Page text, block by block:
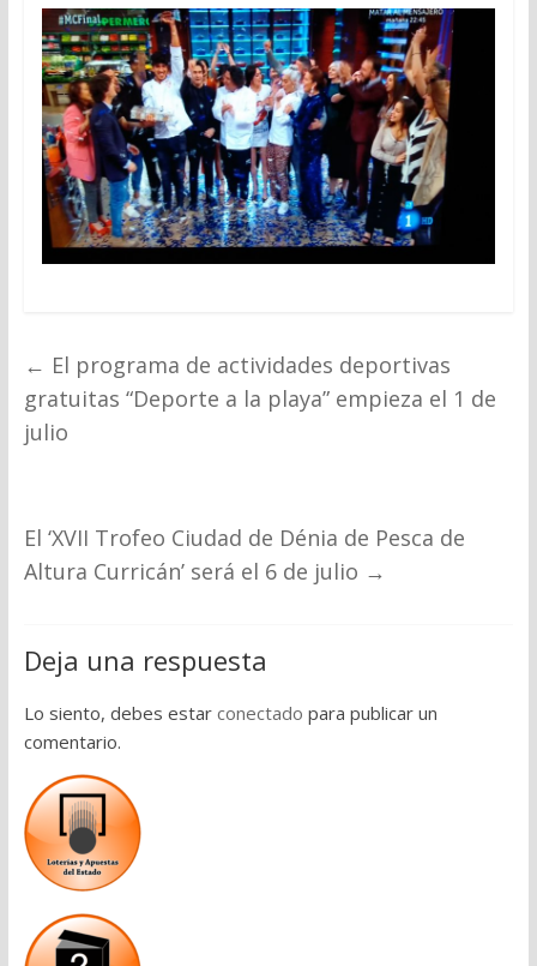
← El programa de actividades deportivas
gratuitas “Deporte a la playa” empieza el 1 de
julio
El ‘XVII Trofeo Ciudad de Dénia de Pesca de
Altura Curricán’ será el 6 de julio →
Deja una respuesta
Lo siento, debes estar conectado para publicar un
comentario.